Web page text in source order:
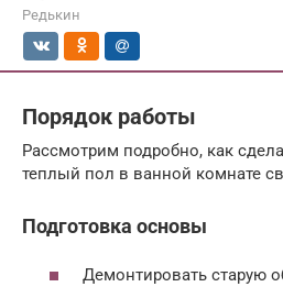
Редькин
Порядок работы
Рассмотрим подробно, как
теплый пол в ванной комнате
Подготовка основы
Демонтировать старую